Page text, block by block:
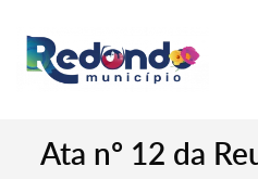
Ata nº 12 da